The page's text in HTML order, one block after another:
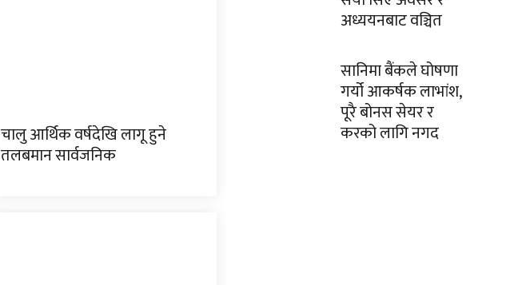
चालु आर्थिक वर्षदेखि लागू हुने
तलबमान सार्वजनिक
अध्ययनबाट वञ्चित
सानिमा बैंकले घोषणा
गर्यो आकर्षक लाभांश,
पूरै बोनस सेयर र
करको लागि नगद